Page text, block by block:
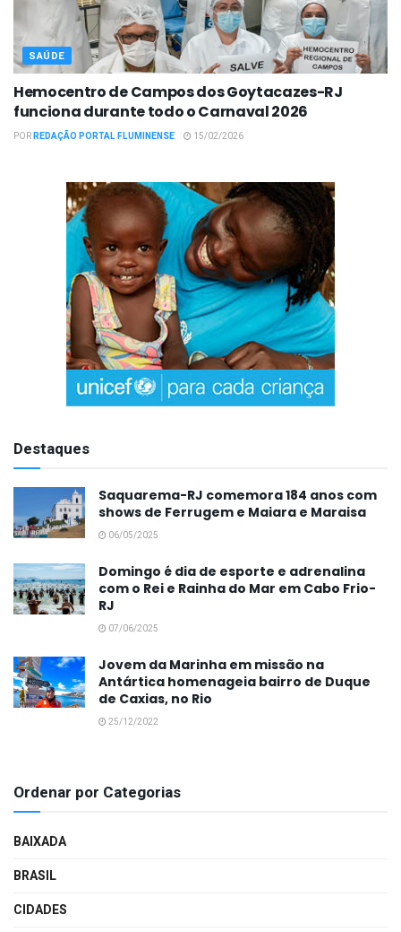
SAÚDE
Hemocentro de Campos dos Goytacazes-RJ
funciona durante todo o Carnaval 2026
PORREDAÇÃO PORTAL FLUMINENSE 15/02/2026
Destaques
Saquarema-RJ comemora 184 anos com
shows de Ferrugem e Maiara e Maraisa
06/05/2025
Domingo é dia de esporte e adrenalina
com o Rei e Rainha do Mar em Cabo Frio-
RJ
07/06/2025
Jovem da Marinha em missão na
Antártica homenageia bairro de Duque
de Caxias, no Rio
25/12/2022
Ordenar por Categorias
BAIXADA
BRASIL
CIDADES